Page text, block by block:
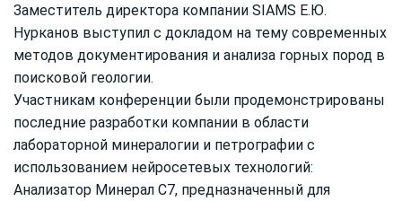
Заместитель директора компании SIAMS Е.Ю.
Нурканов выступил с докладом на тему современных
методов документирования и анализа горных пород в
поисковой геологии.
Участникам конференции были продемонстрированы
последние разработки компании в области
лабораторной минералогии и петрографии с
использованием нейросетевых технологий:
Анализатор Минерал С7, предназначенный для